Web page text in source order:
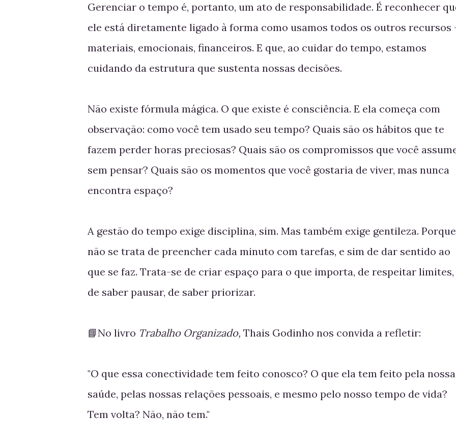
Gerenciar o tempo é, portanto, um ato de responsabilidade. É reconhecer
ele está diretamente ligado à forma como usamos todos os outros recursos
materiais, emocionais, financeiros. E que, ao cuidar do tempo, estamos
cuidando da estrutura que sustenta nossas decisões.
Não existe fórmula mágica. O que existe é consciência. E ela começa com
observação: como você tem usado seu tempo? Quais são os hábitos que te
fazem perder horas preciosas? Quais são os compromissos que você
sem pensar? Quais são os momentos que você gostaria de viver, mas nunca
encontra espaço?
A gestão do tempo exige disciplina, sim. Mas também exige gentileza. Porque
não se trata de preencher cada minuto com tarefas, e sim de dar sentido ao
que se faz. Trata-se de criar espaço para o que importa, de respeitar limites,
de saber pausar, de saber priorizar.
📘No livro Trabalho Organizado, Thais Godinho nos convida a refletir:
"O que essa conectividade tem feito conosco? O que ela tem feito pela nossa
saúde, pelas nossas relações pessoais, e mesmo pelo nosso tempo de vida?
Tem volta? Não, não tem."